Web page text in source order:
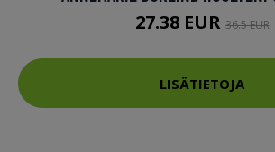
27.38 EUR36.5 EUR
LISÄTIETOJA